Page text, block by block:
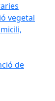
vegetal
de